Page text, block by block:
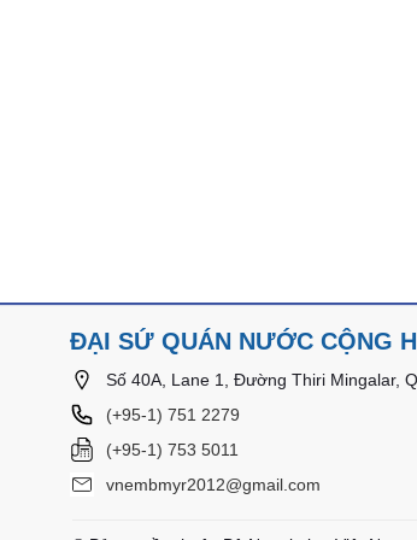
ĐẠI SỨ QUÁN NƯỚC CỘNG
Số 40A, Lane 1, Đường Thiri Mingalar,
(+95-1) 751 2279​​
(+95-1) 753 5011
vnembmyr2012@gmail.com